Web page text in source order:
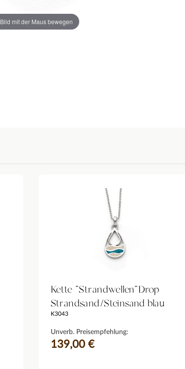
Bild mit der Maus bewegen
Kette "Strandwellen"Drop
Strandsand/Steinsand blau
K3043
Unverb. Preisempfehlung:
139,00 €